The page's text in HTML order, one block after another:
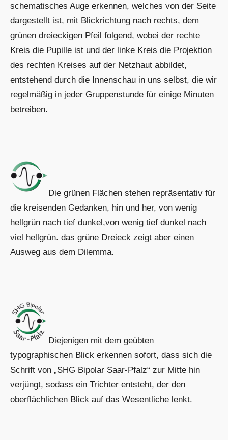
schematisches Auge erkennen, welches von der Seite
dargestellt ist, mit Blickrichtung nach rechts, dem
grünen dreieckigen Pfeil folgend, wobei der rechte
Kreis die Pupille ist und der linke Kreis die Projektion
des rechten Kreises auf der Netzhaut abbildet,
entstehend durch die Innenschau in uns selbst, die wir
regelmäßig in jeder Gruppenstunde für einige Minuten
betreiben.
Die grünen Flächen stehen repräsentativ für
die kreisenden Gedanken, hin und her, von wenig
hellgrün nach tief dunkel,von wenig tief dunkel nach
viel hellgrün. das grüne Dreieck zeigt aber einen
Ausweg aus dem Dilemma.
Diejenigen mit dem geübten
typographischen Blick erkennen sofort, dass sich die
Schrift von „SHG Bipolar Saar-Pfalz“ zur Mitte hin
verjüngt, sodass ein Trichter entsteht, der den
oberflächlichen Blick auf das Wesentliche lenkt.